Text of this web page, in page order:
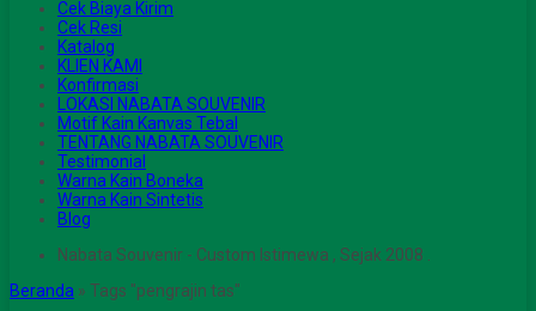
Cek Biaya Kirim
Cek Resi
Katalog
KLIEN KAMI
Konfirmasi
LOKASI NABATA SOUVENIR
Motif Kain Kanvas Tebal
TENTANG NABATA SOUVENIR
Testimonial
Warna Kain Boneka
Warna Kain Sintetis
Blog
Nabata Souvenir - Custom Istimewa , Sejak 2008 .
Beranda » Tags "pengrajin tas"